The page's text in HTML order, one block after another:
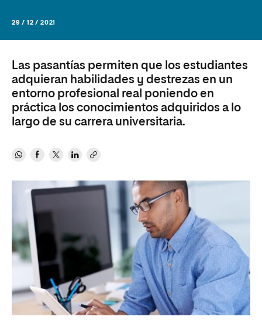
29 / 12 / 2021
Las pasantías permiten que los estudiantes
adquieran habilidades y destrezas en un
entorno profesional real poniendo en
práctica los conocimientos adquiridos a lo
largo de su carrera universitaria.